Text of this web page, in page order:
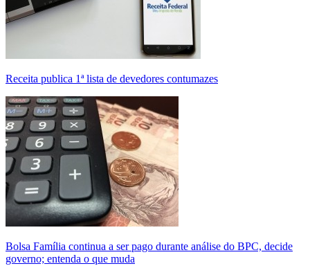
Receita publica 1ª lista de devedores contumazes
Bolsa Família continua a ser pago durante análise do BPC, decide
governo; entenda o que muda